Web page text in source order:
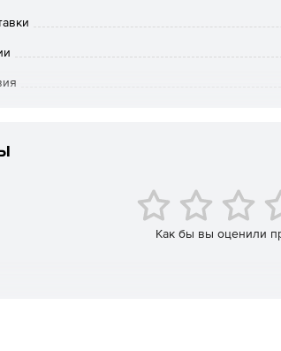
момента времени.
удаленных объектов AD и их
что обеспечивает постоянную доступность
Как бы вы оценили